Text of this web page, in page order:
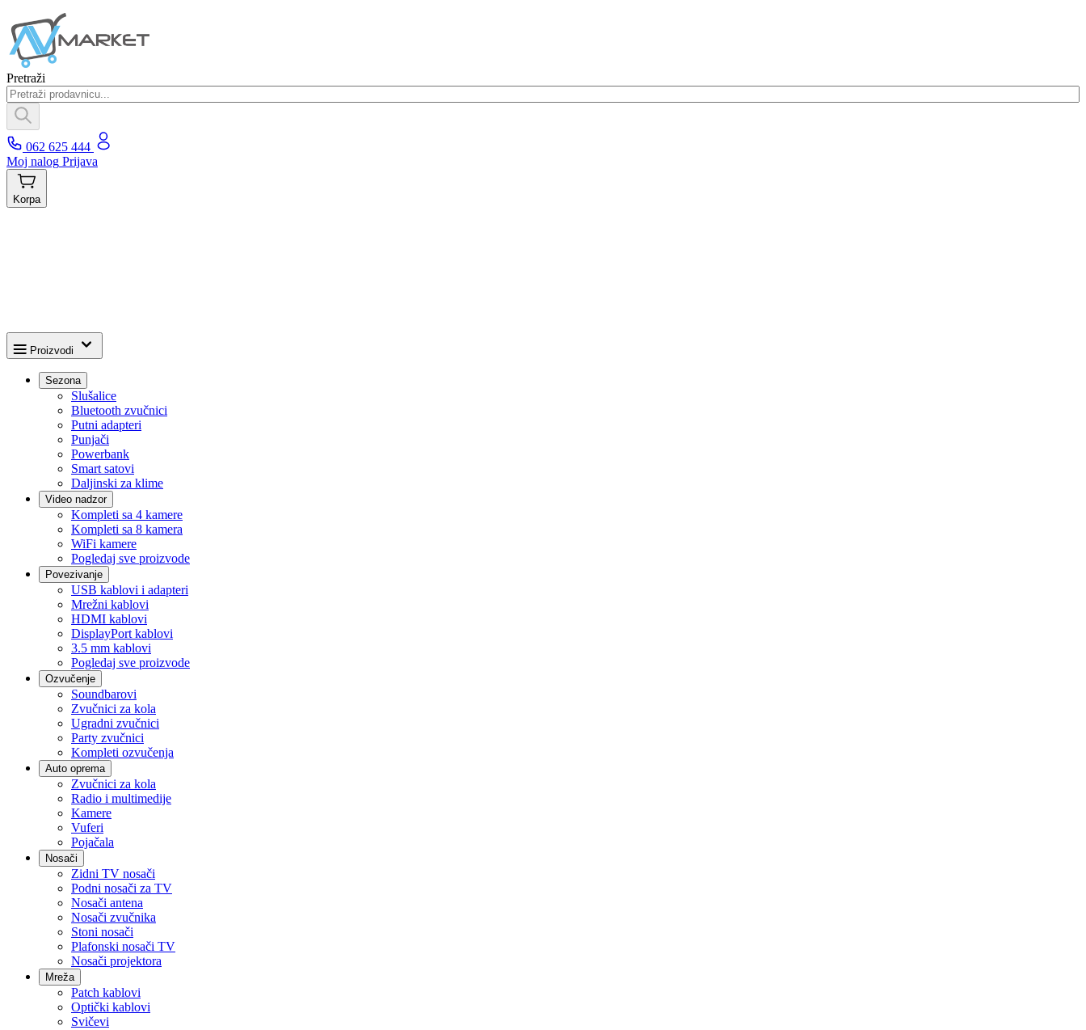
Pretraži
062 625 444
Moj nalog Prijava
Korpa
Proizvodi
Sezona
Slušalice
Bluetooth zvučnici
Putni adapteri
Punjači
Powerbank
Smart satovi
Daljinski za klime
Video nadzor
Kompleti sa 4 kamere
Kompleti sa 8 kamera
WiFi kamere
Pogledaj sve proizvode
Povezivanje
USB kablovi i adapteri
Mrežni kablovi
HDMI kablovi
DisplayPort kablovi
3.5 mm kablovi
Pogledaj sve proizvode
Ozvučenje
Soundbarovi
Zvučnici za kola
Ugradni zvučnici
Party zvučnici
Kompleti ozvučenja
Auto oprema
Zvučnici za kola
Radio i multimedije
Kamere
Vuferi
Pojačala
Nosači
Zidni TV nosači
Podni nosači za TV
Nosači antena
Nosači zvučnika
Stoni nosači
Plafonski nosači TV
Nosači projektora
Mreža
Patch kablovi
Optički kablovi
Svičevi